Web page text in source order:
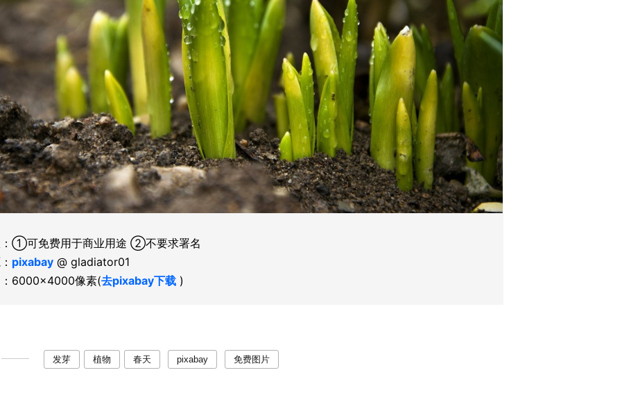
①可免费用于商业用途 ②不要求署名
pixabay@ gladiator01
：6000×4000像素(去pixabay下载)
发芽 植物 春天 pixabay 免费图片